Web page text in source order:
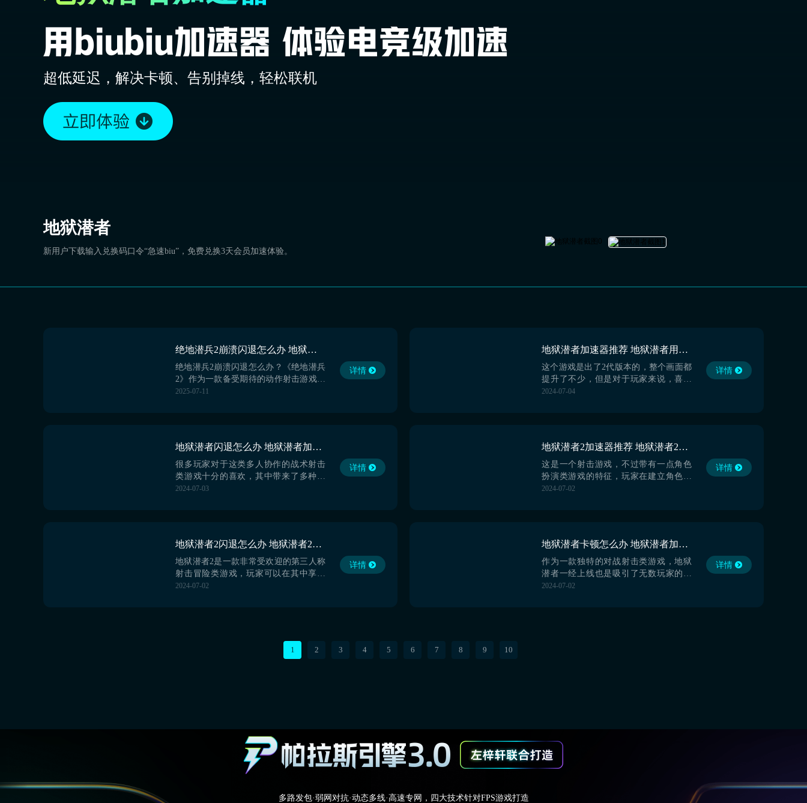
超低延迟，解决卡顿、告别掉线，轻松联机
地狱潜者
新用户下载输入兑换码口令“急速biu”，免费兑换3天会员加速体验。
绝地潜兵2崩溃闪退怎么办 地狱潜者报错闪退怎么解决
绝地潜兵2崩溃闪退怎么办？《绝地潜兵
2》作为一款备受期待的动作射击游戏，
以其紧张刺激的玩法和丰富多样的战斗
可能导致数据丢失，这给玩家带来了极
大的困扰。造成这些问题的原...
2025-07-11
详情
地狱潜者加速器推荐 地狱潜者用哪个加速器
这个游戏是出了2代版本的，整个画面都
提升了不少，但是对于玩家来说，喜欢
画面升级之后的新版本，也喜欢具有经
自己获得最优质的网络。【biubiu加速
器】最新版下载》》...
2024-07-04
详情
地狱潜者闪退怎么办 地狱潜者加速器下载地址推荐
很多玩家对于这类多人协作的战术射击
类游戏十分的喜欢，其中带来了多种不
同的玩法模式，同时整体的趣味性表现
化，大家对于此有想法不如就一起来接
着往下看吧。【biub...
2024-07-03
详情
地狱潜者2加速器推荐 地狱潜者2加速器哪个好
这是一个射击游戏，不过带有一点角色
扮演类游戏的特征，玩家在建立角色之
后，也是要下副本去获取道具并提升自
代价，获得最好的网络效果的。【biubiu
加速器】最新版下载》...
2024-07-02
详情
地狱潜者2闪退怎么办 地狱潜者2加速器推荐
地狱潜者2是一款非常受欢迎的第三人称
射击冒险类游戏，玩家可以在其中享受
激烈对战的快乐，同时也能享受一场以
就需要借助加速工具的帮助，小编推荐
2024-07-02
详情
地狱潜者卡顿怎么办 地狱潜者加速器分享
作为一款独特的对战射击类游戏，地狱
潜者一经上线也是吸引了无数玩家的关
注，直至今日也是有很多小伙伴每天都
2024-07-02
详情
1 2 3 4 5 6 7 8 9 10
多路发包·弱网对抗·动态多线·高速专网，四大技术针对FPS游戏打造